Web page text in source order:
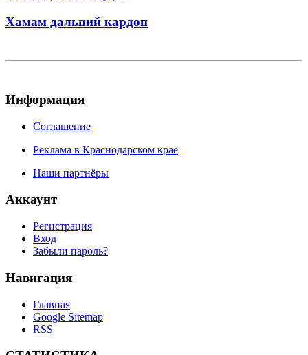
Хамам дальний кардон
Информация
Соглашение
Реклама в Краснодарском крае
Наши партнёры
Аккаунт
Регистрация
Вход
Забыли пароль?
Навигация
Главная
Google Sitemap
RSS